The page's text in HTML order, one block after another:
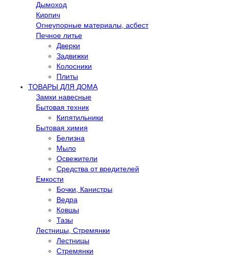
Дымоход
Кирпич
Огнеупорные материалы, асбест
Печное литье
Дверки
Задвижки
Колосники
Плиты
ТОВАРЫ ДЛЯ ДОМА
Замки навесные
Бытовая техник
Кипятильники
Бытовая химия
Белизна
Мыло
Освежители
Средства от вредителей
Емкости
Бочки, Канистры
Ведра
Ковшы
Тазы
Лестницы, Стремянки
Лестницы
Стремянки